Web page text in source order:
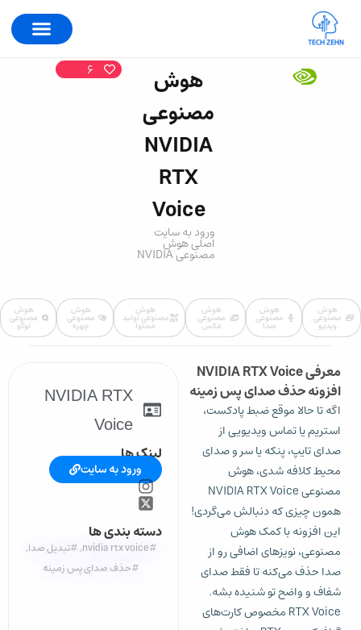
هوش
مصنوعی
NVIDIA
RTX
Voice
ورود به سایت
اصلی هوش
مصنوعی NVIDIA
6
هوش
مصنوعی
ویدیو
هوش
مصنوعی
صدا
هوش
مصنوعی
عکس
هوش
مصنوعی تولید
محتوا
هوش
مصنوعی
چهره
هوش
مصنوعی
لوگو
معرفی NVIDIA RTX Voice
افزونه حذف صدای پس زمینه
اگه تا حالا موقع ضبط پادکست،
استریم یا تماس ویدیویی از
صدای تایپ، پنکه یا سر و صدای
محیط کلافه شدی، هوش
مصنوعی NVIDIA RTX Voice
همون چیزی که دنبالش می‌گردی!
این افزونه با کمک هوش
مصنوعی، نویزهای اضافی رو از
صدا حذف می‌کنه تا فقط صدای
شفاف و واضح تو شنیده بشه.
RTX Voice مخصوص کارت‌های
NVIDIA RTX
Voice
لینک ها
ورود به سایت
دسته بندی ها
#nvidia rtx voice
,#تبدیل صدا,
#حذف صدای پس زمینه